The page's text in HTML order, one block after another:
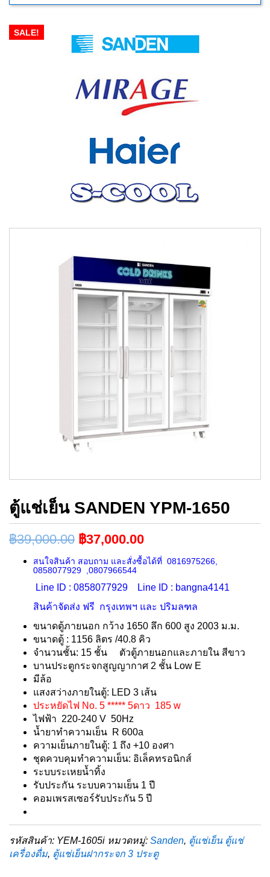
SALE!
ตู้แช่เย็น SANDEN YPM-1650
฿39,000.00 ฿37,000.00
สนใจสินค้า สอบถาม และสั่งซื้อได้ที่ 0816975266,
0858077929 ,0807966544
Line ID : 0858077929 Line ID : bangna4141
สินค้าจัดส่ง ฟรี กรุงเทพฯ และ ปริมลฑล
ขนาดตู้ภายนอก กว้าง 1650 ลึก 600 สูง 2003 ม.ม.
ขนาดตู้ : 1156 ลิตร /40.8 คิว
จำนวนชั้น: 15 ชั้น ตัวตู้ภายนอกและภายใน สีขาว
บานประตูกระจกสูญญากาศ 2 ชั้น Low E
มีล้อ
แสงสว่างภายในตู้: LED 3 เส้น
ประหยัดไฟ No. 5 ***** 5ดาว 185 w
ไฟฟ้า 220-240 V 50Hz
น้ำยาทำความเย็น R 600a
ความเย็นภายในตู้: 1 ถึง +10 องศา
ชุดควบคุมทำความเย็น: อิเล็คทรอนิกส์
ระบบระเหยน้ำทิ้ง
รับประกัน ระบบความเย็น 1 ปี
คอมเพรสเซอร์รับประกัน 5 ปี
รหัสสินค้า: YEM-1605i หมวดหมู่: Sanden, ตู้แช่เย็น ตู้แช่
เครื่องดื่ม, ตู้แช่เย็นฝากระจก 3 ประตู